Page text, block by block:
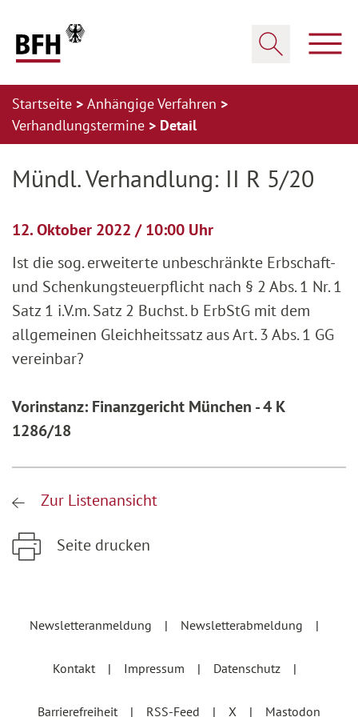
Startseite
Anhängige Verfahren
Verhandlungstermine
Detail
Mündl. Verhandlung: II R 5/20
12. Oktober 2022 / 10:00 Uhr
Ist die sog. erweiterte unbeschränkte Erbschaft-
und Schenkungsteuerpflicht nach § 2 Abs. 1 Nr. 1
Satz 1 i.V.m. Satz 2 Buchst. b ErbStG mit dem
allgemeinen Gleichheitssatz aus Art. 3 Abs. 1 GG
vereinbar?
Vorinstanz: Finanzgericht München - 4 K
1286/18
Zur Listenansicht
Seite drucken
Newsletteranmeldung
Newsletterabmeldung
Kontakt Impressum Datenschutz
Barrierefreiheit RSS-Feed X Mastodon